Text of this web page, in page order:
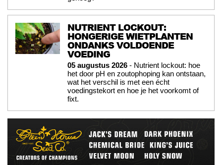
NUTRIENT LOCKOUT:
HONGERIGE WIETPLANTEN
ONDANKS VOLDOENDE
VOEDING
05 augustus 2026 - Nutrient lockout: hoe
het door pH en zoutophoping kan ontstaan,
wat het verschil is met een écht
voedingstekort en hoe je het voorkomt of
fixt.